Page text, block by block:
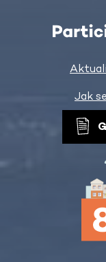
Jak